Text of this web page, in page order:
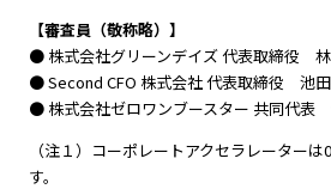
【審査員（敬称略）】
● 株式会社グリーンデイズ 代表取締役
● Second CFO 株式会社 代表取締役 池
● 株式会社ゼロワンブースター 共同代表
（注１）コーポレートアクセラレーター
す。